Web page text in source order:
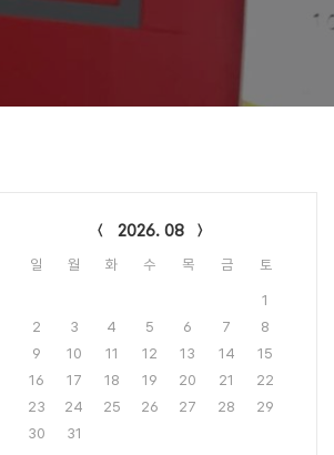
2026. 08
일 월 화 수 목 금 토
1
2
3 4 5 6 7
8
9
10 11 12 13 14
15
16
17 18 19 20 21
22
23
24 25 26 27 28
29
30
31